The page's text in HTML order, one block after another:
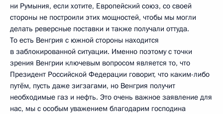
ни Румыния, если хотите, Европейский союз, со своей
стороны не построили этих мощностей, чтобы мы могли
делать реверсные поставки и также получали оттуда.
То есть Венгрия с южной стороны находится
в заблокированной ситуации. Именно поэтому с точки
зрения Венгрии ключевым вопросом является то, что
Президент Российской Федерации говорит, что каким-либо
путём, пусть даже зигзагами, но Венгрия получит
необходимые газ и нефть. Это очень важное заявление для
нас, мы с особым уважением благодарим господина